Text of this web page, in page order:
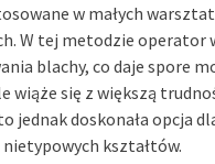
w małych
W tej metodzie operator
blachy, co daje spore
wiąże się z większą
jednak doskonała opcja
kształtów.